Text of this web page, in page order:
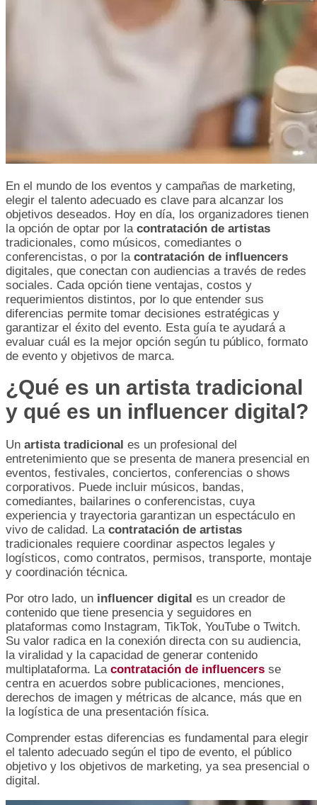
En el mundo de los eventos y campañas de marketing,
elegir el talento adecuado es clave para alcanzar los
objetivos deseados. Hoy en día, los organizadores tienen
la opción de optar por la contratación de artistas
tradicionales, como músicos, comediantes o
conferencistas, o por la contratación de influencers
digitales, que conectan con audiencias a través de redes
sociales. Cada opción tiene ventajas, costos y
requerimientos distintos, por lo que entender sus
diferencias permite tomar decisiones estratégicas y
garantizar el éxito del evento. Esta guía te ayudará a
evaluar cuál es la mejor opción según tu público, formato
de evento y objetivos de marca.
¿Qué es un artista tradicional
y qué es un influencer digital?
Un artista tradicional es un profesional del
entretenimiento que se presenta de manera presencial en
eventos, festivales, conciertos, conferencias o shows
corporativos. Puede incluir músicos, bandas,
comediantes, bailarines o conferencistas, cuya
experiencia y trayectoria garantizan un espectáculo en
vivo de calidad. La contratación de artistas
tradicionales requiere coordinar aspectos legales y
logísticos, como contratos, permisos, transporte, montaje
y coordinación técnica.
Por otro lado, un influencer digital es un creador de
contenido que tiene presencia y seguidores en
plataformas como Instagram, TikTok, YouTube o Twitch.
Su valor radica en la conexión directa con su audiencia,
la viralidad y la capacidad de generar contenido
multiplataforma. La contratación de influencers se
centra en acuerdos sobre publicaciones, menciones,
derechos de imagen y métricas de alcance, más que en
la logística de una presentación física.
Comprender estas diferencias es fundamental para elegir
el talento adecuado según el tipo de evento, el público
objetivo y los objetivos de marketing, ya sea presencial o
digital.